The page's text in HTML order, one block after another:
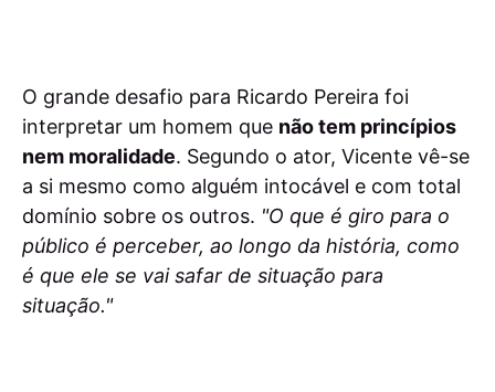
O grande desafio para Ricardo Pereira foi
interpretar um homem que não tem princípios
nem moralidade. Segundo o ator, Vicente vê-se
a si mesmo como alguém intocável e com total
domínio sobre os outros. "O que é giro para o
público é perceber, ao longo da história, como
é que ele se vai safar de situação para
situação."